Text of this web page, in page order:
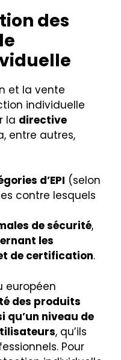
des
et la vente
individuelle
la directive
entre autres,
d’EPI (selon
contre lesquels
de sécurité,
les
de certification.
européen
des produits
qu’un niveau de
, qu’ils
Pour